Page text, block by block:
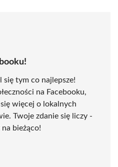
tym co najlepsze!
na Facebooku,
więcej o lokalnych
Twoje zdanie się liczy -
bieżąco!